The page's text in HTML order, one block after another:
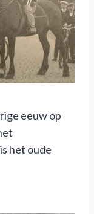
eeuw op
het oude